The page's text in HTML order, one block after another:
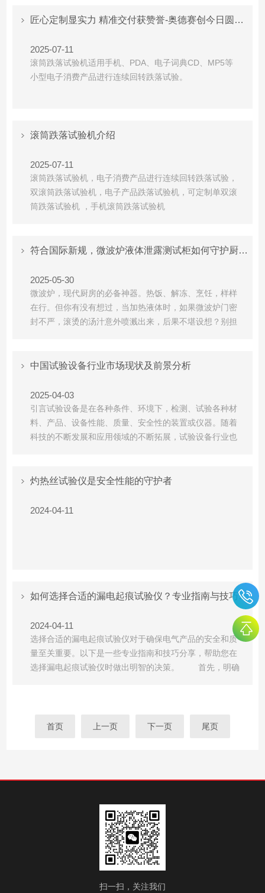
匠心定制显实力 精准交付获赞誉-奥德赛创今日圆满完成客户专属定制产品
2025-07-11
滚筒跌落试验机适用手机、PDA、电子词典CD、MP5等
小型电子消费产品进行连续回转跌落试验。
滚筒跌落试验机介绍
2025-07-11
滚筒跌落试验机，电子消费产品进行连续回转跌落试验，
双滚筒跌落试验机，电子产品跌落试验机，可定制单双滚
筒跌落试验机 ，手机滚筒跌落试验机
符合国际新规，微波炉液体泄露测试柜如何守护厨房安全？
2025-05-30
微波炉，现代厨房的必备神器。热饭、解冻、烹饪，样样
在行。但你有没有想过，当加热液体时，如果微波炉门密
封不严，滚烫的汤汁意外喷溅出来，后果不堪设想？别担
中国试验设备行业市场现状及前景分析
2025-04-03
引言试验设备是在各种条件、环境下，检测、试验各种材
料、产品、设备性能、质量、安全性的装置或仪器。随着
科技的不断发展和应用领域的不断拓展，试验设备行业也
灼热丝试验仪是安全性能的守护者
2024-04-11
如何选择合适的漏电起痕试验仪？专业指南与技巧分享
2024-04-11
选择合适的漏电起痕试验仪对于确保电气产品的安全和质
量至关重要。以下是一些专业指南和技巧分享，帮助您在
选择漏电起痕试验仪时做出明智的决策。 首先，明确
试验仪的电压范围、电流容量、测试精度等关键参数。
看产品说明书以了解其性能参数。 此外，考虑试验仪
可以提高测试效率，而安全保护功能则能确保操作人员的
安全。因此，在选择试验仪时，可以关注其操作界面是否
简洁明了，是否具备过压、过流等保护功能。 最后，
考虑试验仪的售后服务和技术支持。选择有完善售后服务
和技术支持的品牌，可以确保在使用过程中遇到问题时能
首页 上一页 下一页 尾页
扫一扫，关注我们